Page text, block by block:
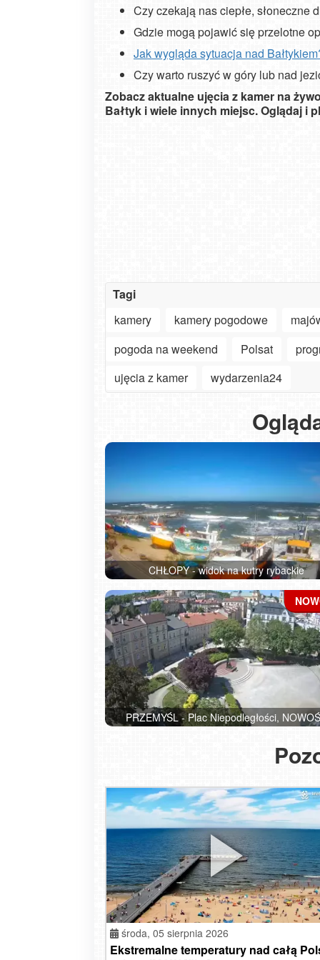
Czy czekają nas ciepłe, słoneczne
Gdzie mogą pojawić się przelotne
Jak wygląda sytuacja nad
Czy warto ruszyć w góry lub nad
Zobacz aktualne ujęcia z kamer na
Bałtyk i wiele innych miejsc.Oglądaj i
Tagi
kamery
kamery pogodowe
pogoda na weekend
Polsat
ujęcia z kamer
wydarzenia24
CHŁOPY - widok na kutry rybackie
PRZEMYŚL - Plac Niepodległości,
środa, 05 sierpnia 2026
Ekstremalne temperatury nad całą
piątek, 07 sierpnia 2026
Hotel z komorą normobaryczną
Jeziorem Mucharskim – czy to
miejsce na reset?